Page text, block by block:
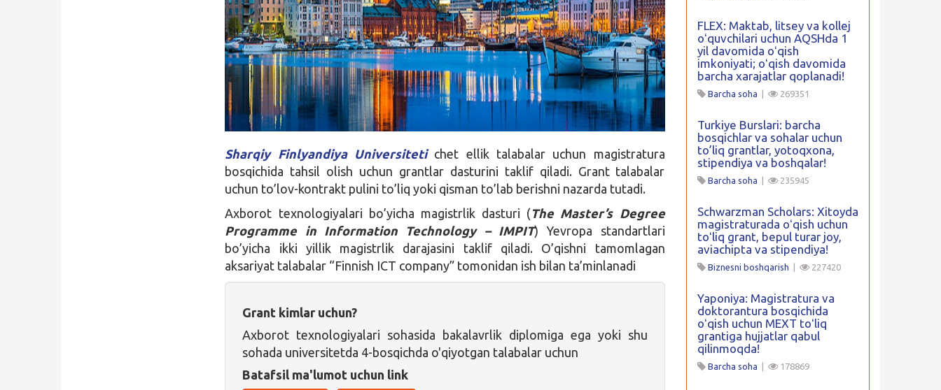
Sharqiy Finlyandiya Universitetichet ellik talabalar uchun magistratura
bosqichida tahsil olish uchun grantlar dasturini taklif qiladi. Grant talabalar
uchun to’lov-kontrakt pulini to’liq yoki qisman to’lab berishni nazarda tutadi.
Axborot texnologiyalari bo’yicha magistrlik dasturi (The Master’s Degree
Programme in Information Technology – IMPIT) Yevropa standartlari
bo’yicha ikki yillik magistrlik darajasini taklif qiladi. O’qishni tamomlagan
aksariyat talabalar “Finnish ICT company” tomonidan ish bilan ta’minlanadi
Grant kimlar uchun?
Axborot texnologiyalari sohasida bakalavrlik diplomiga ega yoki shu
sohada universitetda 4-bosqichda o'qiyotgan talabalar uchun
Batafsil ma'lumot uchun link
FLEX: Maktab, litsey va kollej
oʻquvchilari uchun AQSHda 1
yil davomida oʻqish
imkoniyati; oʻqish davomida
barcha xarajatlar qoplanadi!
Barcha soha 269351
Turkiye Burslari: barcha
bosqichlar va sohalar uchun
to’liq grantlar, yotoqxona,
stipendiya va boshqalar!
Barcha soha 235945
Schwarzman Scholars: Xitoyda
magistraturada oʻqish uchun
toʻliq grant, bepul turar joy,
aviachipta va stipendiya!
Biznesni boshqarish 227420
Yaponiya: Magistratura va
doktorantura bosqichida
oʻqish uchun MEXT toʻliq
grantiga hujjatlar qabul
qilinmoqda!
Barcha soha 178869